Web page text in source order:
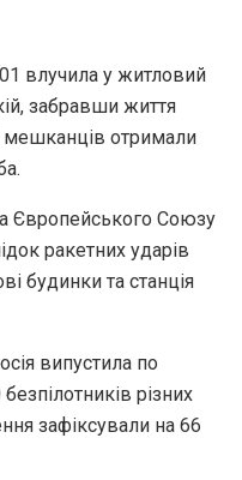
влучила у житловий
забравши життя
отримали
Європейського Союзу
ракетних ударів
будинки та станція
випустила по
різних
зафіксували на 66